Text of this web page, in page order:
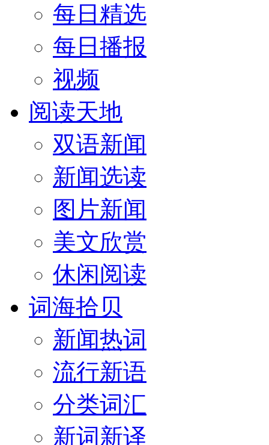
每日精选
每日播报
视频
阅读天地
双语新闻
新闻选读
图片新闻
美文欣赏
休闲阅读
词海拾贝
新闻热词
流行新语
分类词汇
新词新译